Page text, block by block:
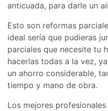
anticuada, para darle un
Esto son reformas
ideal sería que pudieras
parciales que necesite tu
hacerlas todas a la vez,
un ahorro considerable,
tiempo y mano de obra.
Los mejores